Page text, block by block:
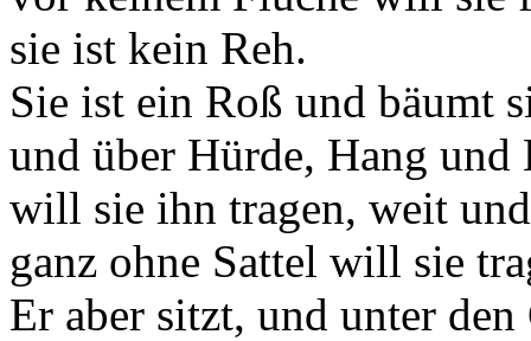
sie ist kein Reh.
Sie ist ein Roß und bäumt
und über Hürde, Hang und
will sie ihn tragen, weit
ganz ohne Sattel will sie
Er aber sitzt, und unter den